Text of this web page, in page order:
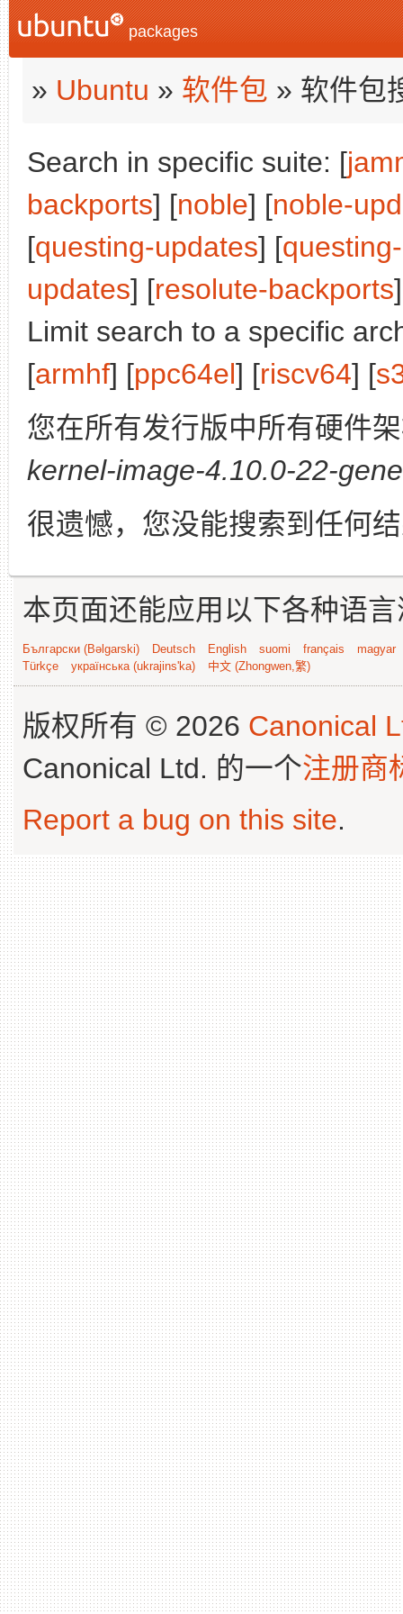
packages
» Ubuntu » 软件包 » 软件包
Search in specific suite: [
backports] [noble] [noble-
[questing-updates] [
updates] [resolute-backports
Limit search to a specific
[armhf] [ppc64el] [riscv64] [
您在所有发行版中所有硬件
kernel-image-4.10.0-22-
很遗憾，您没能搜索到任何
本页面还能应用以下各种语
Български (Bəlgarski) Deutsch English suomi français
magyar
Türkçe
українська (ukrajins'ka) 中文 (Zhongwen,繁)
版权所有 © 2026 Canonical
Canonical Ltd. 的一个注册商
Report a bug on this site.